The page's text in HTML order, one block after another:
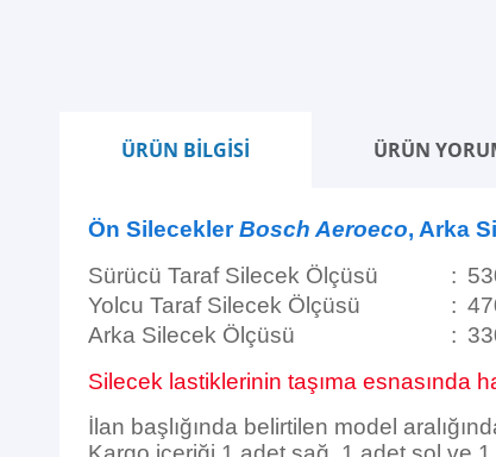
ÜRÜN BİLGİSİ ÜRÜN
Ön SileceklerBosch Aeroeco, Arka
Sürücü Taraf Silecek Ölçüsü
:
Yolcu Taraf Silecek Ölçüsü
:
Arka Silecek Ölçüsü
:
Silecek lastiklerinin taşıma esnasında
İlan başlığında belirtilen model